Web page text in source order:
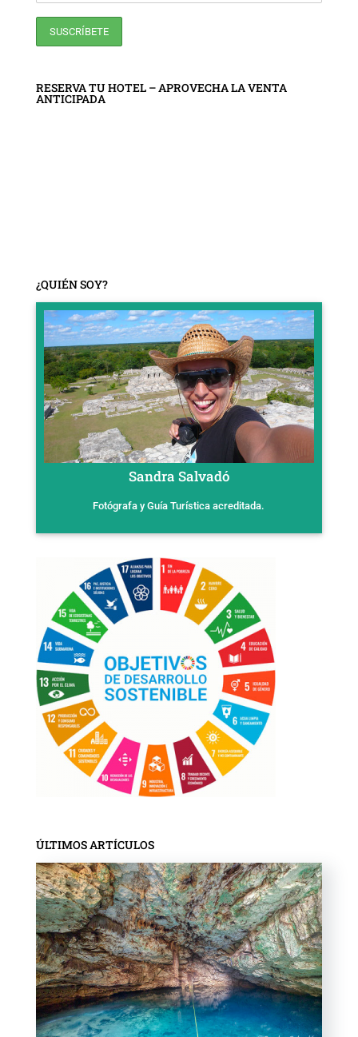
RESERVA TU HOTEL – APROVECHA LA VENTA
ANTICIPADA
¿QUIÉN SOY?
Sandra Salvadó
Fotógrafa y Guía Turística acreditada.
ÚLTIMOS ARTÍCULOS